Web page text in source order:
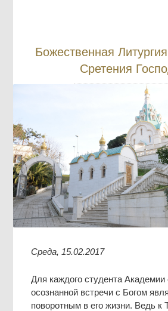
Божественная
Сретения
Среда, 15.02.2017
Для каждого студента
осознанной встречи с Богом
поворотным в его жизни. Ведь к